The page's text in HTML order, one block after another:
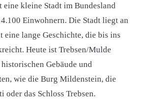
eine kleine Stadt im Bundesland
Einwohnern. Die Stadt liegt an
eine lange Geschichte, die bis ins
Heute ist Trebsen/Mulde
Gebäude und
wie die Burg Mildenstein, die
oder das Schloss Trebsen.